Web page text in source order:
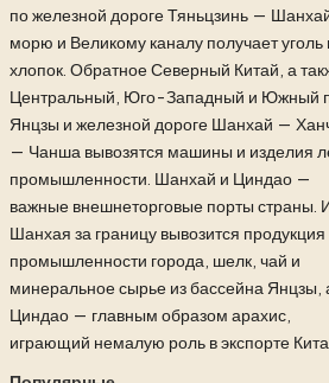
по железной дороге Тяньцзинь —
морю и Великому каналу получает уголь
хлопок. Обратное Северный Китай, а
Центральный, Юго-Западный и Южный
Янцзы и железной дороге Шанхай —
— Чанша вывозятся машины и изделия
промышленности. Шанхай и Циндао —
важные внешнеторговые порты страны.
Шанхая за границу вывозится продукция
промышленности города, шелк, чай и
минеральное сырье из бассейна Янцзы,
Циндао — главным образом арахис,
играющий немалую роль в экспорте